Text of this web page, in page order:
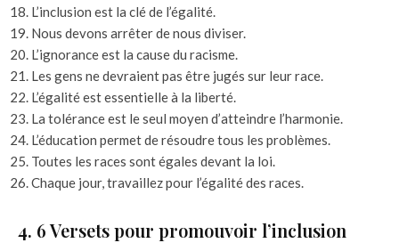
L’inclusion est la clé de l’égalité.
Nous devons arrêter de nous diviser.
L’ignorance est la cause du racisme.
Les gens ne devraient pas être jugés sur leur race.
L’égalité est essentielle à la liberté.
La tolérance est le seul moyen d’atteindre l’harmonie.
L’éducation permet de résoudre tous les problèmes.
Toutes les races sont égales devant la loi.
Chaque jour, travaillez pour l’égalité des races.
4. 6 Versets pour promouvoir l’inclusion